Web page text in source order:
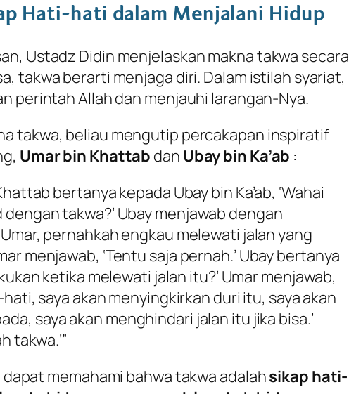
Hati-hati dalam Menjalani Hidup
Ustadz Didin menjelaskan makna takwa secara
takwa berarti menjaga diri. Dalam istilah syariat,
perintah Allah dan menjauhi larangan-Nya.
takwa, beliau mengutip percakapan inspiratif
Umar bin Khattab dan Ubay bin Ka’ab :
bertanya kepada Ubay bin Ka’ab, ‘Wahai
takwa?’ Ubay menjawab dengan
pernahkah engkau melewati jalan yang
menjawab, ‘Tentu saja pernah.’ Ubay bertanya
ketika melewati jalan itu?’ Umar menjawab,
saya akan menyingkirkan duri itu, saya akan
saya akan menghindari jalan itu jika bisa.’
takwa.’”
memahami bahwa takwa adalahsikap hati-